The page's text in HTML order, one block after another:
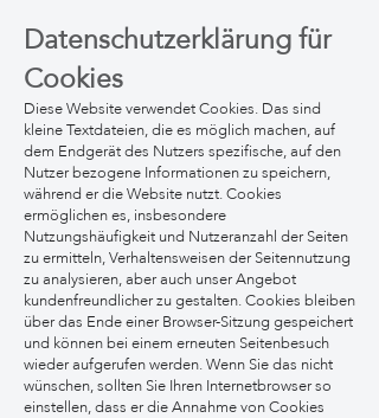
Datenschutzerklärung für
Cookies
Diese Website verwendet Cookies. Das sind
kleine Textdateien, die es möglich machen, auf
dem Endgerät des Nutzers spezifische, auf den
Nutzer bezogene Informationen zu speichern,
während er die Website nutzt. Cookies
ermöglichen es, insbesondere
Nutzungshäufigkeit und Nutzeranzahl der Seiten
zu ermitteln, Verhaltensweisen der Seitennutzung
zu analysieren, aber auch unser Angebot
kundenfreundlicher zu gestalten. Cookies bleiben
über das Ende einer Browser-Sitzung gespeichert
und können bei einem erneuten Seitenbesuch
wieder aufgerufen werden. Wenn Sie das nicht
wünschen, sollten Sie Ihren Internetbrowser so
einstellen, dass er die Annahme von Cookies